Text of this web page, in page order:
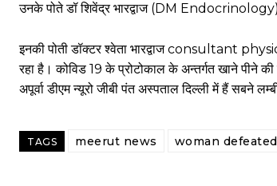
उनके पोते डॉ शिवेंद्र भारद्वाज (DM
इनकी पोती डॉक्टर श्वेता भारद्वाज consultant
रहा है। कोविड 19 के प्रोटोकाल के अन्तर्गत खाने पीने की
अपूर्वा डीएम न्यूरो जीबी पंत अस्पताल दिल्ली में हैं सबने
TAGS meerut news woman